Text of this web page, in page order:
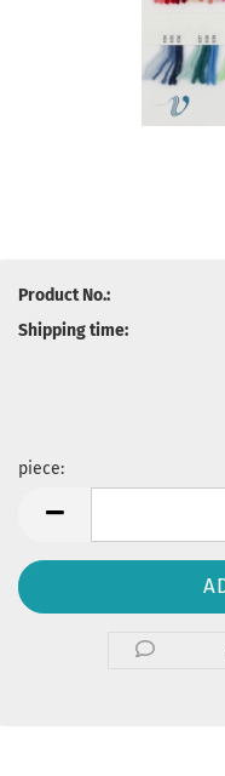
Product No.:
Shipping time:
piece: